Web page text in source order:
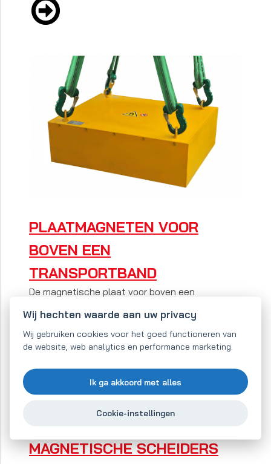
PLAATMAGNETEN VOOR
BOVEN EEN
TRANSPORTBAND
De magnetische plaat voor boven een
kleine hoeveelheden metalen magnetisch vuil
uit licht doorlaatbare mengsel op een
transportband. Voor volledige werking dient de
plaat dagelijks gereinigd te worden.
MAGNETISCHE SCHEIDERS
Wij hechten waarde aan uw privacy
Wij gebruiken cookies voor het goed functioneren van
de website, web analytics en performance marketing.
Ik ga akkoord met alles
Cookie-instellingen